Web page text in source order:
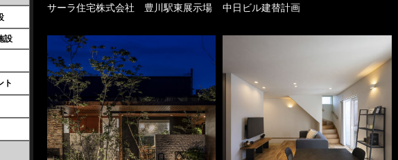
設
ト
サーラ住宅株式会社 豊川駅東展示場 中日ビル建替計画